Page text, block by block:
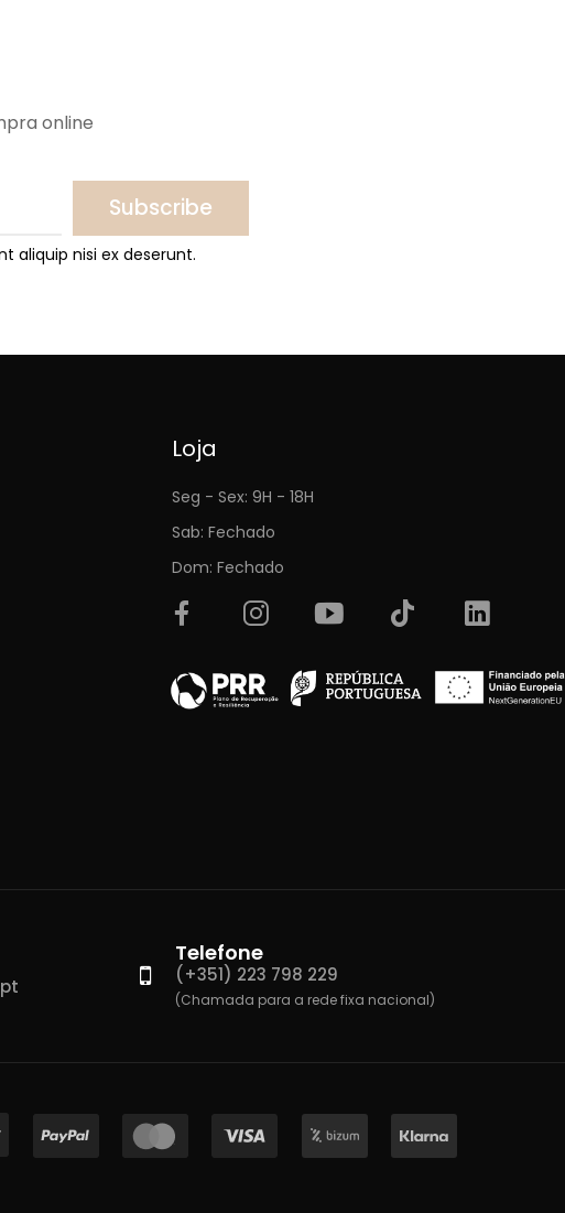
online
Subscribe
aliquip nisi ex deserunt.
Loja
Seg - Sex: 9H - 18H
Sab: Fechado
Dom: Fechado
Telefone
(+351) 223 798 229
(Chamada para a rede fixa nacional)